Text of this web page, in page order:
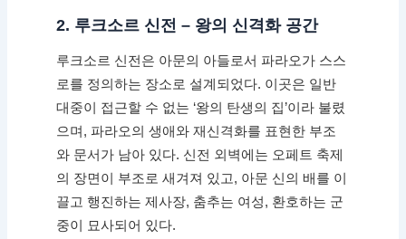
2. 루크소르 신전 – 왕의 신격화 공간
루크소르 신전은 아문의 아들로서 파라오가 스스
로를 정의하는 장소로 설계되었다. 이곳은 일반
대중이 접근할 수 없는 ‘왕의 탄생의 집’이라 불렸
으며, 파라오의 생애와 재신격화를 표현한 부조
와 문서가 남아 있다. 신전 외벽에는 오페트 축제
의 장면이 부조로 새겨져 있고, 아문 신의 배를 이
끌고 행진하는 제사장, 춤추는 여성, 환호하는 군
중이 묘사되어 있다.